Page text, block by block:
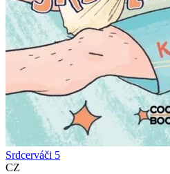
Srdcerváči 5
CZ